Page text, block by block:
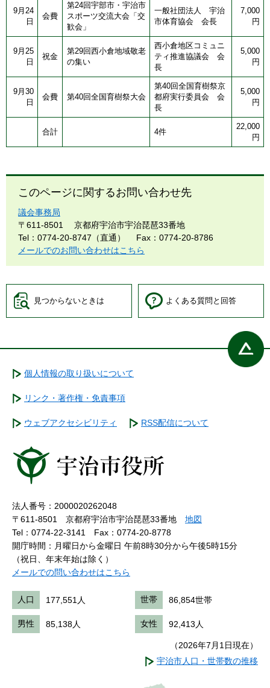
9月24
日
会費
第24回宇部市・宇治市
スポーツ交流大会「交
歓会」
一般社団法人 宇治
市体育協会 会長
7,000
円
9月25
日
祝金
第29回西小倉地域敬老
の集い
西小倉地区コミュニ
ティ推進協議会 会
長
5,000
円
9月30
日
会費 第40回全国育樹祭大会
第40回全国育樹祭京
都府実行委員会 会
長
5,000
円
合計 4件
22,000
円
このページに関するお問い合わせ先
議会事務局
〒611-8501
京都府宇治市宇治琵琶33番地
Tel：0774-20-8747（直通）
Fax：0774-20-8786
メールでのお問い合わせはこちら
見つからないときは よくある質問と回答
個人情報の取り扱いについて
リンク・著作権・免責事項
ウェブアクセシビリティ RSS配信について
法人番号：2000020262048
〒611-8501 京都府宇治市宇治琵琶33番地 地図
Tel：0774-22-3141
Fax：0774-20-8778
開庁時間：月曜日から金曜日 午前8時30分から午後5時15分
（祝日、年末年始は除く）
メールでの問い合わせはこちら
人口 177,551人 世帯 86,854世帯
男性 85,138人 女性 92,413人
（2026年7月1日現在）
宇治市人口・世帯数の推移